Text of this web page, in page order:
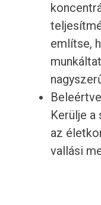
említse,
Kerülje a
az
vallási